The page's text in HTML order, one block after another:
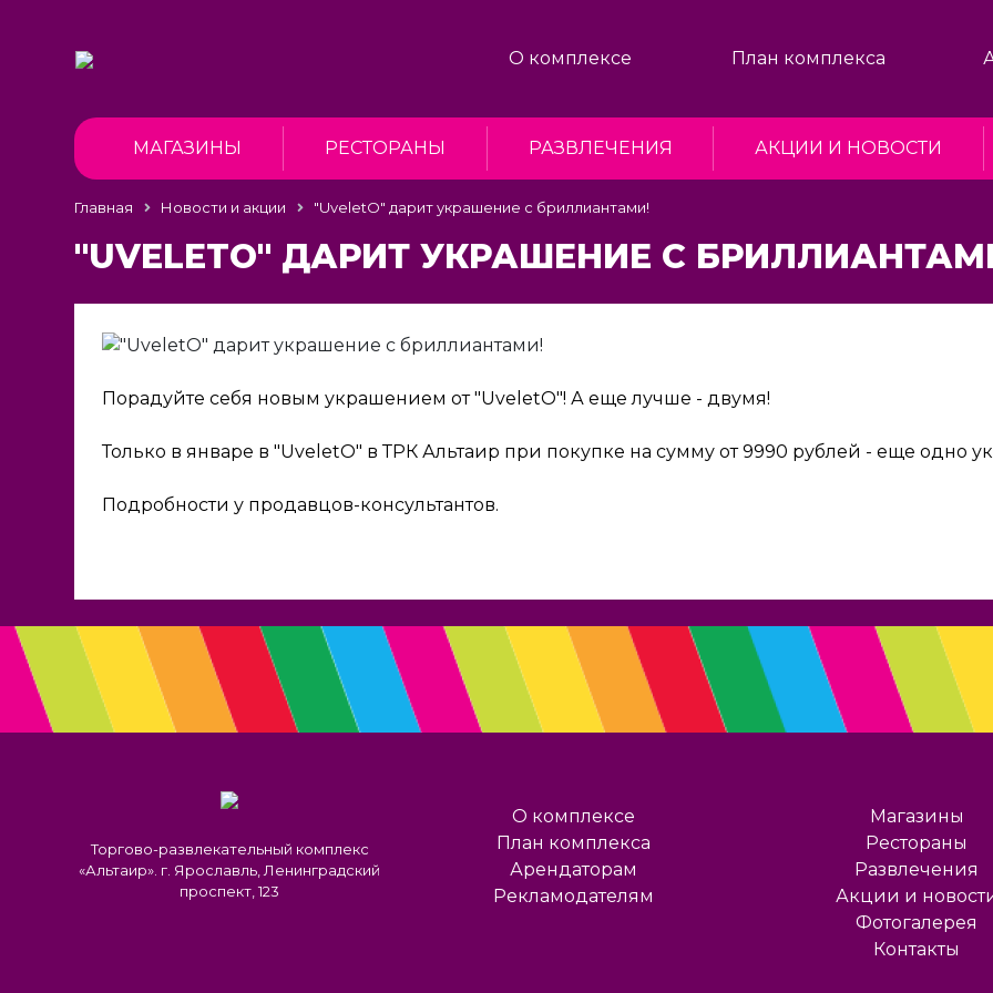
О комплексе План комплекса
МАГАЗИНЫ РЕСТОРАНЫ РАЗВЛЕЧЕНИЯ АКЦИИ И НОВОСТИ
Главная Новости и акции "UveletO" дарит украшение с бриллиантами!
"UVELETO" ДАРИТ УКРАШЕНИЕ С
Порадуйте себя новым украшением от "UveletO"! А еще лучше - двумя!
Только в январе в "UveletO" в ТРК Альтаир при покупке на сумму от 9990 рублей - еще одно
Подробности у продавцов-консультантов.
Торгово-развлекательный комплекс
«Альтаир». г. Ярославль, Ленинградский
проспект, 123
О комплексе
План комплекса
Арендаторам
Рекламодателям
Магазины
Рестораны
Развлечения
Акции и
Фотогалерея
Контакты